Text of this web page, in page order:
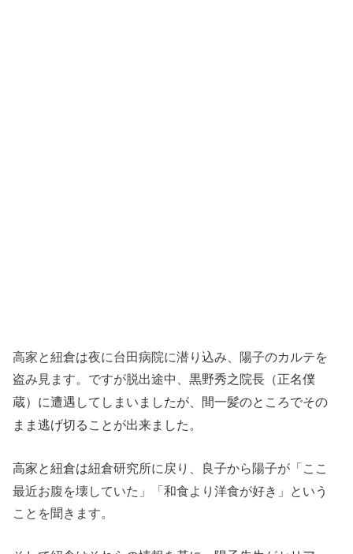
高家と紐倉は夜に台田病院に潜り込み、陽子のカルテを
盗み見ます。ですが脱出途中、黒野秀之院長（正名僕
蔵）に遭遇してしまいましたが、間一髪のところでその
まま逃げ切ることが出来ました。
高家と紐倉は紐倉研究所に戻り、良子から陽子が「ここ
最近お腹を壊していた」「和食より洋食が好き」という
ことを聞きます。